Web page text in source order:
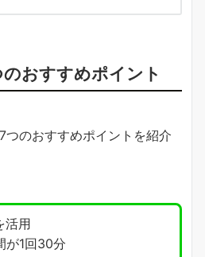
おすすめポイント
つのおすすめポイントを紹介
活用
が1回30分